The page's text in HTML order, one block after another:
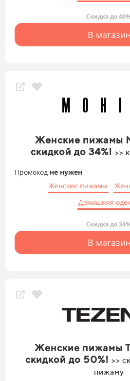
Скидка до
В магазин
Женские пижамы
скидкой до 34%! >>
Промокод не нужен
Женские пижамы
Домашняя
Скидка до
В магазин
Женские пижамы
скидкой до 50%! >>
пижаму